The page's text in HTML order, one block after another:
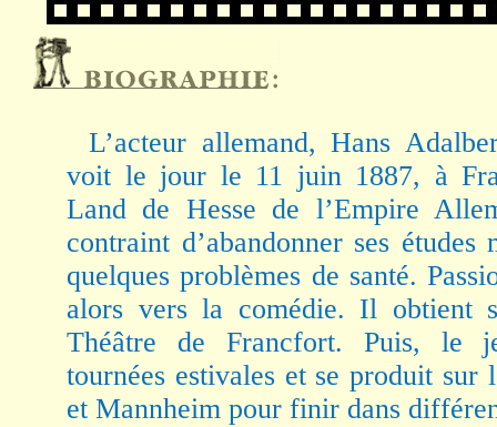
L’acteur allemand, Hans
voit le jour le 11 juin 1887, à
Land de Hesse de l’Empire
contraint d’abandonner ses
quelques problèmes de santé.
alors vers la comédie. Il obtient
Théâtre de Francfort. Puis, le
tournées estivales et se produit sur
et Mannheim pour finir dans